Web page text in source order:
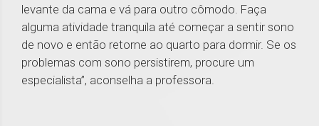
levante da cama e vá para outro cômodo. Faça
alguma atividade tranquila até começar a sentir sono
de novo e então retorne ao quarto para dormir. Se os
problemas com sono persistirem, procure um
especialista”, aconselha a professora.